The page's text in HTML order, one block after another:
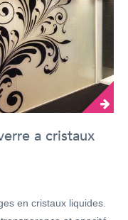
a cristaux
en cristaux liquides.